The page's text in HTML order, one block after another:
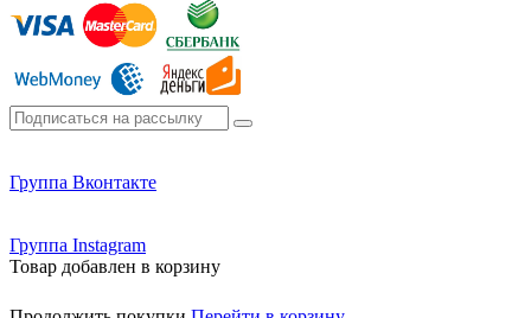
Группа Вконтакте
Группа Instagram
Товар добавлен в корзину